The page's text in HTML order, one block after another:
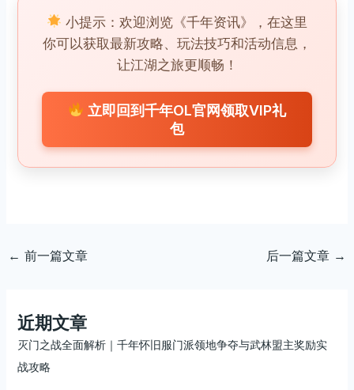
小提示：欢迎浏览《千年资讯》，在这里
你可以获取最新攻略、玩法技巧和活动信息，
让江湖之旅更顺畅！
立即回到千年OL官网领取VIP礼
包
← 前一篇文章 后一篇文章 →
近期文章
灭门之战全面解析｜千年怀旧服门派领地争夺与武林盟主奖励实
战攻略